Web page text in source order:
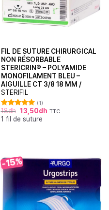
FIL DE SUTURE CHIRURGICAL
NON RÉSORBABLE
STERICRIN® – POLYAMIDE
MONOFILAMENT BLEU –
AIGUILLE CT 3/8 18 MM /
STERIFIL
Note
5.00
sur 5
(1)
18dh 13,50dh TTC
1 fil de suture
-15%